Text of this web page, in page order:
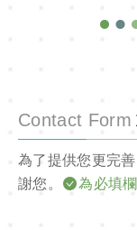
Contact Form
為了提供您更完
謝您。
為必填